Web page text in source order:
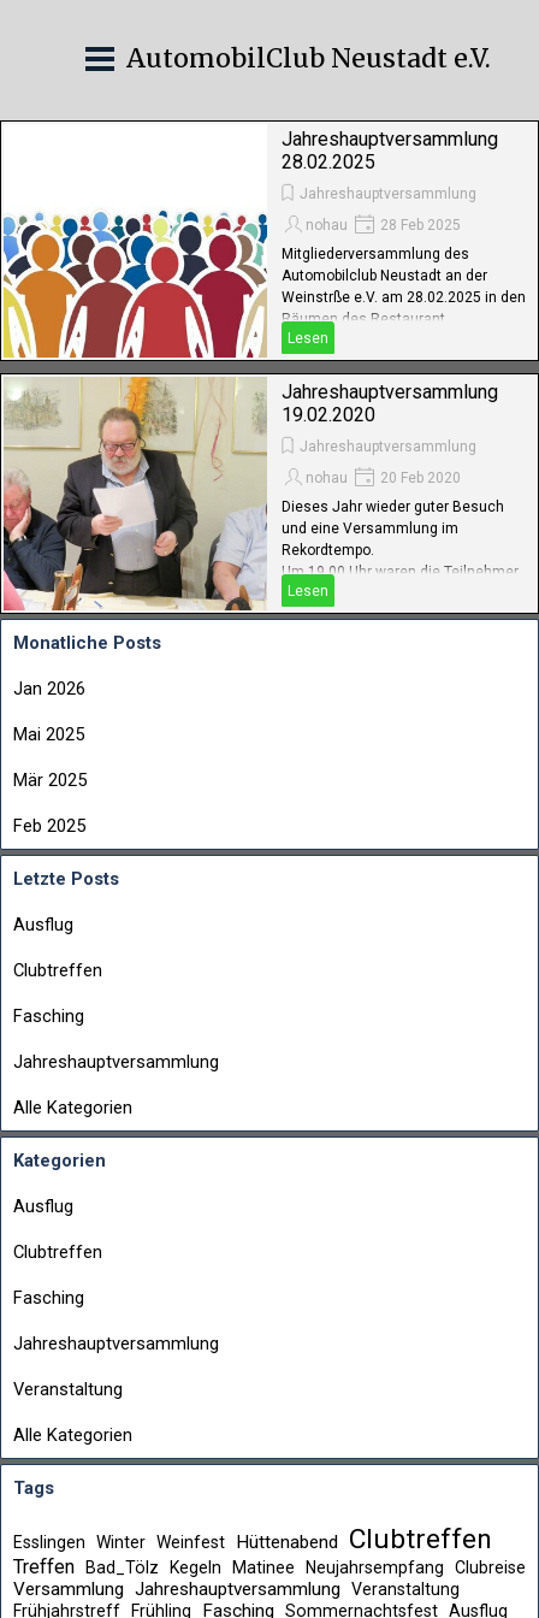
AutomobilClub Neustadt e.V.
Jahreshauptversammlung
28.02.2025
Jahreshauptversammlung
nohau
28 Feb 2025
Mitgliederversammlung des
Automobilclub Neustadt an der
Weinstrße e.V. am 28.02.2025 in den
Räumen des Restaurant
Hildenbrandseck, NW-Königsbach
Lesen
Jahreshauptversammlung
19.02.2020
Jahreshauptversammlung
nohau
20 Feb 2020
Dieses Jahr wieder guter Besuch
und eine Versammlung im
Rekordtempo.
Um 19.00 Uhr waren die Teilnehmer
zur Vesper eingeladen, originell
pfälzisch zubereitet und allen
Lesen
Monatliche Posts
Jan 2026
Mai 2025
Mär 2025
Feb 2025
Letzte Posts
Ausflug
Clubtreffen
Fasching
Jahreshauptversammlung
Alle Kategorien
Kategorien
Ausflug
Clubtreffen
Fasching
Jahreshauptversammlung
Veranstaltung
Alle Kategorien
Tags
Esslingen Winter Weinfest Hüttenabend Clubtreffen
Treffen Bad_Tölz Kegeln Matinee Neujahrsempfang Clubreise
Versammlung Jahreshauptversammlung Veranstaltung
Frühjahrstreff
Frühling Fasching Sommernachtsfest Ausflug